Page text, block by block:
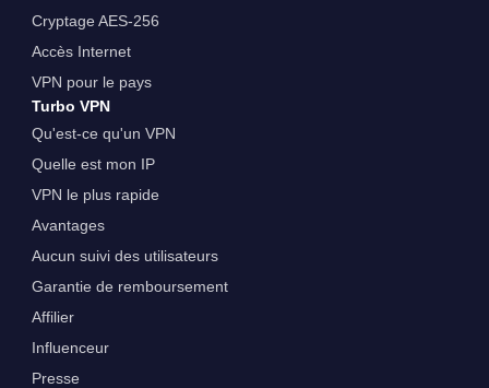
Cryptage AES-256
Accès Internet
VPN pour le pays
Turbo VPN
Qu'est-ce qu'un VPN
Quelle est mon IP
VPN le plus rapide
Avantages
Aucun suivi des utilisateurs
Garantie de remboursement
Affilier
Influenceur
Presse